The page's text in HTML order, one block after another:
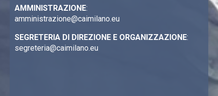
AMMINISTRAZIONE:
amministrazione@caimilano.eu
SEGRETERIA DI DIREZIONE E ORGANIZZAZIONE:
segreteria@caimilano.eu